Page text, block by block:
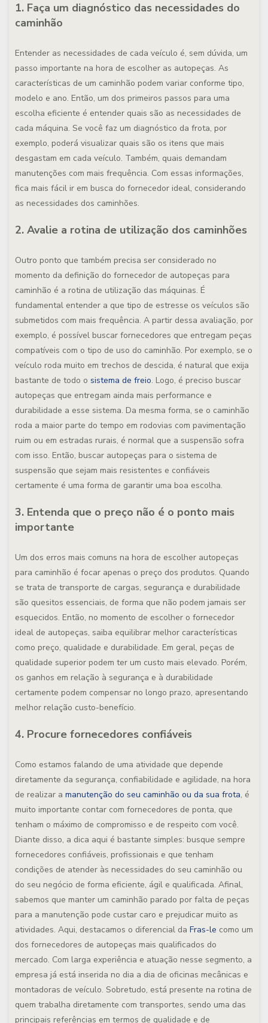
1. Faça um diagnóstico das necessidades do
caminhão
Entender as necessidades de cada veículo é, sem dúvida, um
passo importante na hora de escolher as autopeças. As
características de um caminhão podem variar conforme tipo,
modelo e ano. Então, um dos primeiros passos para uma
escolha eficiente é entender quais são as necessidades de
cada máquina. Se você faz um diagnóstico da frota, por
exemplo, poderá visualizar quais são os itens que mais
desgastam em cada veículo. Também, quais demandam
manutenções com mais frequência. Com essas informações,
fica mais fácil ir em busca do fornecedor ideal, considerando
as necessidades dos caminhões.
2. Avalie a rotina de utilização dos caminhões
Outro ponto que também precisa ser considerado no
momento da definição do fornecedor de autopeças para
caminhão é a rotina de utilização das máquinas. É
fundamental entender a que tipo de estresse os veículos são
submetidos com mais frequência. A partir dessa avaliação, por
exemplo, é possível buscar fornecedores que entregam peças
compatíveis com o tipo de uso do caminhão. Por exemplo, se o
veículo roda muito em trechos de descida, é natural que exija
bastante de todo o sistema de freio. Logo, é preciso buscar
autopeças que entregam ainda mais performance e
durabilidade a esse sistema. Da mesma forma, se o caminhão
roda a maior parte do tempo em rodovias com pavimentação
ruim ou em estradas rurais, é normal que a suspensão sofra
com isso. Então, buscar autopeças para o sistema de
suspensão que sejam mais resistentes e confiáveis
certamente é uma forma de garantir uma boa escolha.
3. Entenda que o preço não é o ponto mais
importante
Um dos erros mais comuns na hora de escolher autopeças
para caminhão é focar apenas o preço dos produtos. Quando
se trata de transporte de cargas, segurança e durabilidade
são quesitos essenciais, de forma que não podem jamais ser
esquecidos. Então, no momento de escolher o fornecedor
ideal de autopeças, saiba equilibrar melhor características
como preço, qualidade e durabilidade. Em geral, peças de
qualidade superior podem ter um custo mais elevado. Porém,
os ganhos em relação à segurança e à durabilidade
certamente podem compensar no longo prazo, apresentando
melhor relação custo-benefício.
4. Procure fornecedores confiáveis
Como estamos falando de uma atividade que depende
diretamente da segurança, confiabilidade e agilidade, na hora
de realizar a manutenção do seu caminhão ou da sua frota, é
muito importante contar com fornecedores de ponta, que
tenham o máximo de compromisso e de respeito com você.
Diante disso, a dica aqui é bastante simples: busque sempre
fornecedores confiáveis, profissionais e que tenham
condições de atender às necessidades do seu caminhão ou
do seu negócio de forma eficiente, ágil e qualificada. Afinal,
sabemos que manter um caminhão parado por falta de peças
para a manutenção pode custar caro e prejudicar muito as
atividades. Aqui, destacamos o diferencial da Fras-le como um
dos fornecedores de autopeças mais qualificados do
mercado. Com larga experiência e atuação nesse segmento, a
empresa já está inserida no dia a dia de oficinas mecânicas e
montadoras de veículo. Sobretudo, está presente na rotina de
quem trabalha diretamente com transportes, sendo uma das
principais referências em termos de qualidade e de